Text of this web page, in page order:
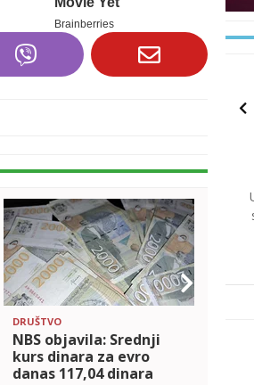
DRUŠTVO
NBS objavila: Srednji
kurs dinara za evro
danas 117,04 dinara